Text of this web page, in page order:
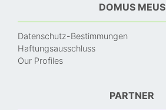
DOMUS MEUS
Datenschutz-Bestimmungen
Haftungsausschluss
Our Profiles
PARTNER